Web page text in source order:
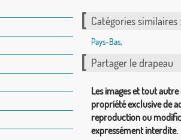
Catégories similaires :
Pays-Bas,
Partager le drapeau
Les images et tout
propriété exclusive de
reproduction ou
expressément interdite.